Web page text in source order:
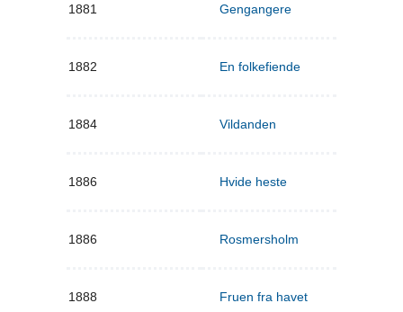
1881 Gengangere
1882 En folkefiende
1884 Vildanden
1886 Hvide heste
1886 Rosmersholm
1888 Fruen fra havet